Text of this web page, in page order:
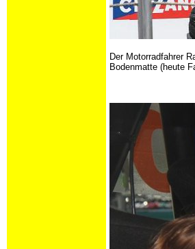
Der Motorradfahrer
Bodenmatte (heute